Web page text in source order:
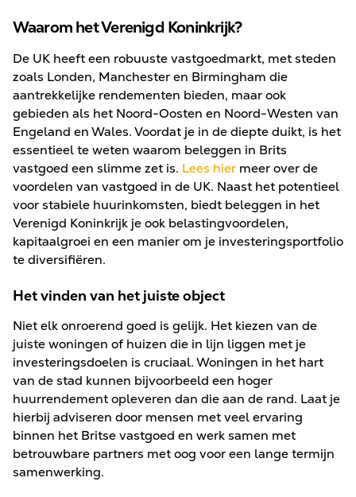
Waarom het Verenigd Koninkrijk?
De UK heeft een robuuste vastgoedmarkt, met steden
zoals Londen, Manchester en Birmingham die
aantrekkelijke rendementen bieden, maar ook
gebieden als het Noord-Oosten en Noord-Westen van
Engeland en Wales. Voordat je in de diepte duikt, is het
essentieel te weten waarom beleggen in Brits
vastgoed een slimme zet is. Lees hiermeer over de
voordelen van vastgoed in de UK. Naast het potentieel
voor stabiele huurinkomsten, biedt beleggen in het
Verenigd Koninkrijk je ook belastingvoordelen,
kapitaalgroei en een manier om je investeringsportfolio
te diversifiëren.
Het vinden van het juiste object
Niet elk onroerend goed is gelijk. Het kiezen van de
juiste woningen of huizen die in lijn liggen met je
investeringsdoelen is cruciaal. Woningen in het hart
van de stad kunnen bijvoorbeeld een hoger
huurrendement opleveren dan die aan de rand. Laat je
hierbij adviseren door mensen met veel ervaring
binnen het Britse vastgoed en werk samen met
betrouwbare partners met oog voor een lange termijn
samenwerking.